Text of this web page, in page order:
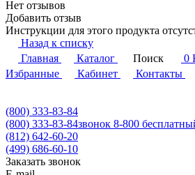
Нет отзывов
Добавить отзыв
Инструкции для этого продукта
Назад к списку
Главная
Каталог Поиск 0
Избранные
Кабинет Контакты
(800) 333-83-84
(800) 333-83-84звонок 8-800
(812) 642-60-20
(499) 686-60-10
Заказать звонок